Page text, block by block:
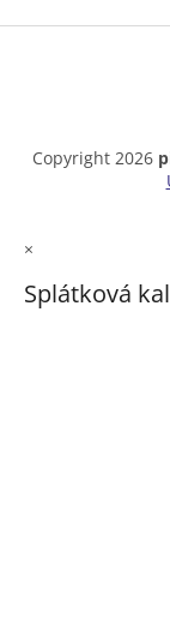
Copyright 2026
×
Splátková